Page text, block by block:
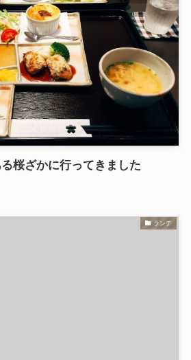
る桜ざかに行ってきました
ランチ